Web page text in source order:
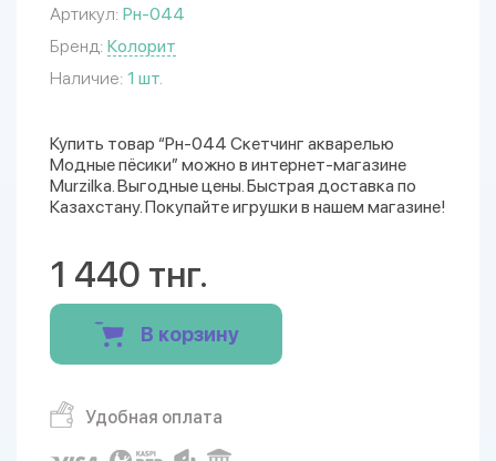
Артикул: Рн-044
Бренд: Колорит
Наличие: 1 шт.
Купить товар “Рн-044 Скетчинг акварелью
Модные пёсики” можно в интернет-магазине
Murzilka. Выгодные цены. Быстрая доставка по
Казахстану. Покупайте игрушки в нашем магазине!
1 440 тнг.
В корзину
Удобная оплата